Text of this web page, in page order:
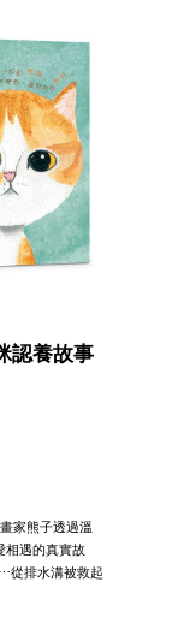
認養故事
家熊子透過溫
相遇的真實故
從排水溝被救起